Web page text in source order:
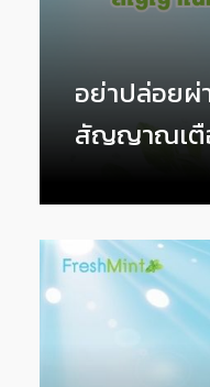
อย่าปล่อยผ่
สัญญาณเตื